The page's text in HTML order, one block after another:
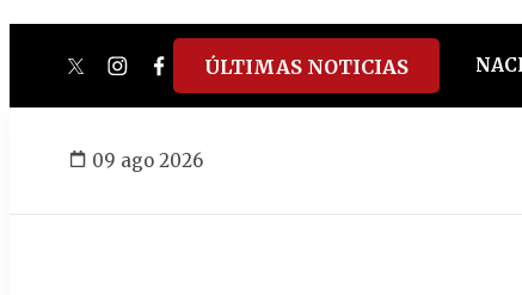
twitterinstagram
facebook
tiktokyoutube
spotify
ÚLTIMAS NOTICIAS
09 ago 2026